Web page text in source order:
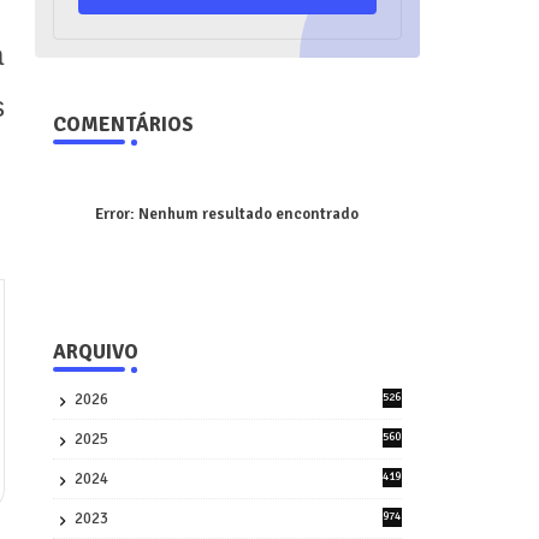
COMENTÁRIOS
Error: Nenhum resultado encontrado
ARQUIVO
2026
526
2025
560
2024
419
2023
974